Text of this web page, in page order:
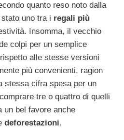
quanto reso noto dalla
uno tra i regali più
Insomma, il vecchio
colpi per un semplice
alle stesse versioni
più convenienti, ragion
stessa cifra spesa per un
tre o quattro di quelli
un bel favore anche
deforestazioni.